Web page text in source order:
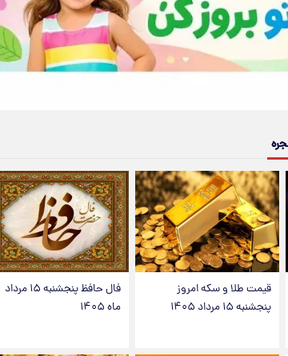
قیمت طلا و سکه امروز
پنجشنبه ۱۵ مرداد ۱۴۰۵
فال حافظ پنجشنبه ۱۵ مرداد
ماه ۱۴۰۵